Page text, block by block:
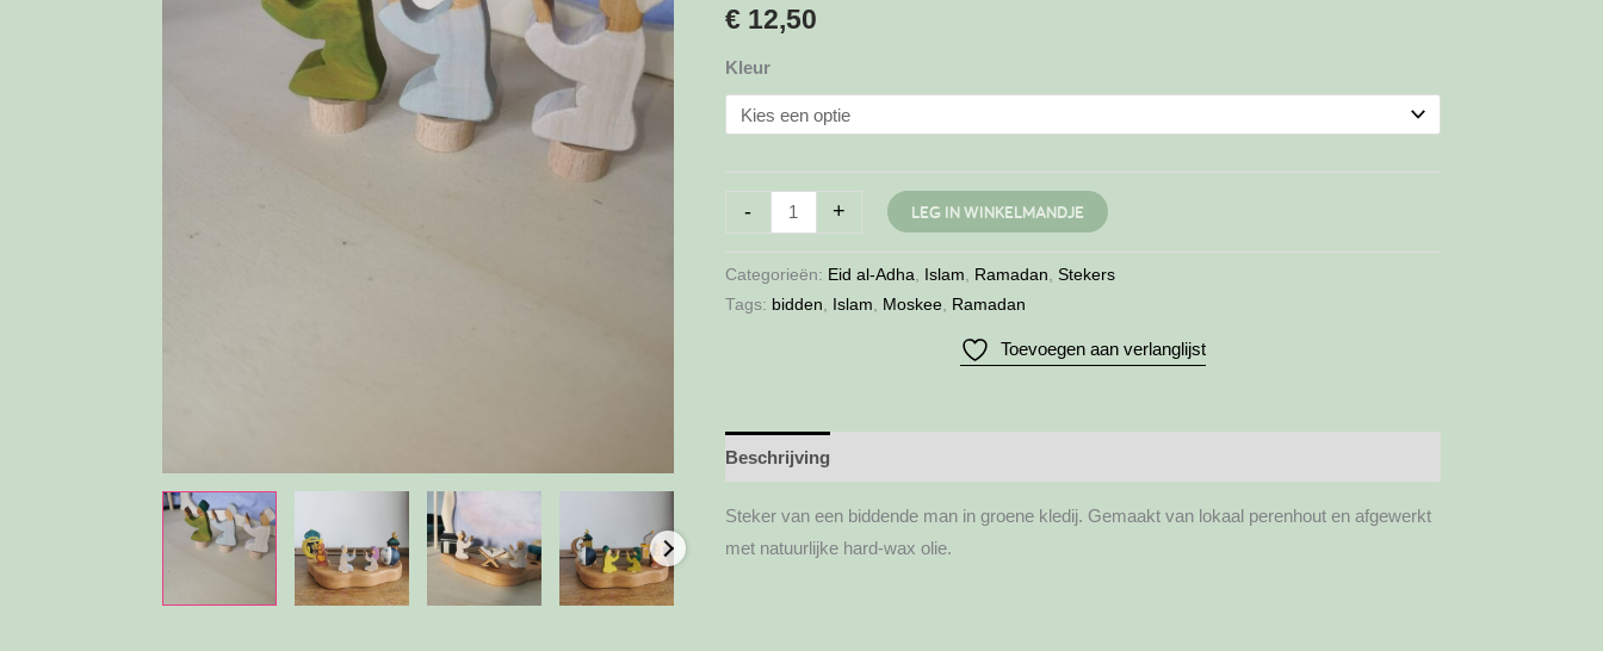
€12,50
Kleur
-
biddende
man
aantal
+ LEG IN WINKELMANDJE
Categorieën: Eid al-Adha, Islam, Ramadan, Stekers
Tags: bidden, Islam, Moskee, Ramadan
Toevoegen aan verlanglijst
Beschrijving
Steker van een biddende man in groene kledij. Gemaakt van lokaal perenhout en afgewerkt
met natuurlijke hard-wax olie.